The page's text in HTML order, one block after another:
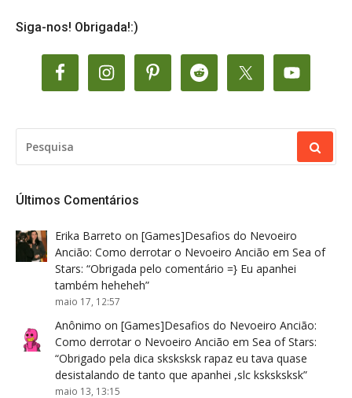
Siga-nos! Obrigada!:)
POR:
Últimos Comentários
Erika Barreto on [Games]Desafios do Nevoeiro
Ancião: Como derrotar o Nevoeiro Ancião em Sea of
Stars: “Obrigada pelo comentário =} Eu apanhei
também heheheh”
maio 17, 12:57
Anônimo on [Games]Desafios do Nevoeiro Ancião:
Como derrotar o Nevoeiro Ancião em Sea of Stars:
“Obrigado pela dica sksksksk rapaz eu tava quase
desistalando de tanto que apanhei ,slc ksksksksk”
maio 13, 13:15